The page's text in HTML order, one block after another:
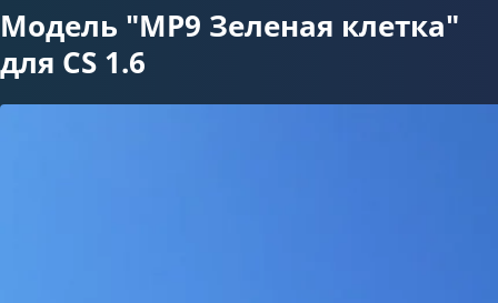
Модель "MP9 Зеленая клетка"
для CS 1.6